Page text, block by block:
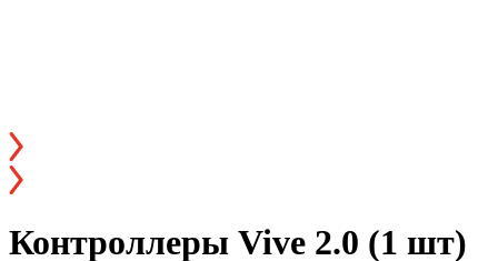
Контроллеры Vive 2.0 (1 шт)